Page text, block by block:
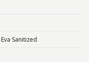
Sanitized